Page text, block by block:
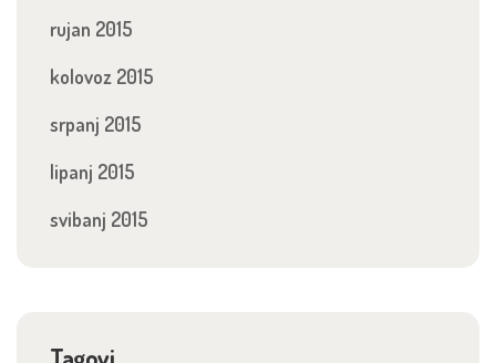
rujan 2015
kolovoz 2015
srpanj 2015
lipanj 2015
svibanj 2015